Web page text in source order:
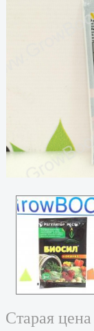
Старая цена